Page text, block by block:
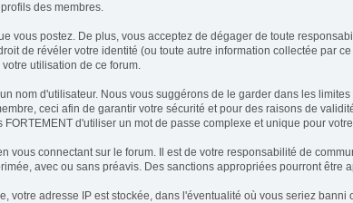
des membres.
vous postez. De plus, vous acceptez de dégager de toute
de révéler votre identité (ou toute autre information collectée par
utilisation de ce forum.
nom d'utilisateur. Nous vous suggérons de le garder dans les
ceci afin de garantir votre sécurité et pour des raisons de
d'utiliser un mot de passe complexe et unique pour
vous connectant sur le forum. Il est de votre responsabilité de
avec ou sans préavis. Des sanctions appropriées pourront être
votre adresse IP est stockée, dans l'éventualité où vous seriez